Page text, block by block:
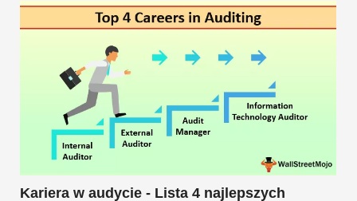
Kariera w audycie - Lista 4 najlepszych